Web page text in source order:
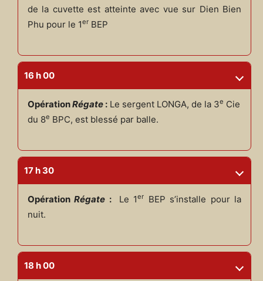
de la cuvette est atteinte avec vue sur Dien Bien
Phu pour le 1erBEP
16 h 00
OpérationRégate:Le sergent LONGA, de la 3e Cie
du 8e BPC, est blessé par balle.
17 h 30
OpérationRégate : Le 1er
BEP s’installe pour la
nuit.
18 h 00